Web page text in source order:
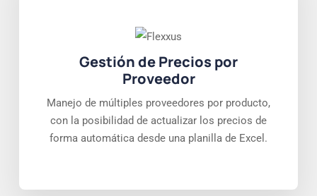
Gestión de Precios por
Proveedor
Manejo de múltiples proveedores por producto,
con la posibilidad de actualizar los precios de
forma automática desde una planilla de Excel.